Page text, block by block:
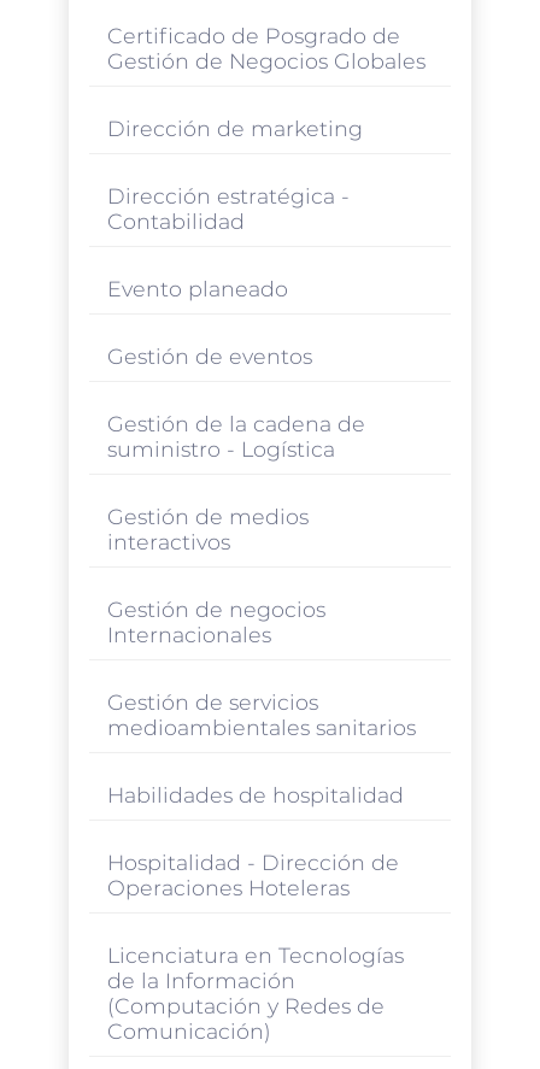
Certificado de Posgrado de
Gestión de Negocios Globales
Dirección de marketing
Dirección estratégica -
Contabilidad
Evento planeado
Gestión de eventos
Gestión de la cadena de
suministro - Logística
Gestión de medios
interactivos
Gestión de negocios
Internacionales
Gestión de servicios
medioambientales sanitarios
Habilidades de hospitalidad
Hospitalidad - Dirección de
Operaciones Hoteleras
Licenciatura en Tecnologías
de la Información
(Computación y Redes de
Comunicación)